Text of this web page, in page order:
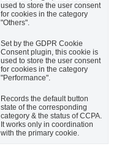
used to store the user consent
for cookies in the category
"Others".
Set by the GDPR Cookie
Consent plugin, this cookie is
used to store the user consent
for cookies in the category
"Performance".
Records the default button
state of the corresponding
category & the status of CCPA.
It works only in coordination
with the primary cookie.